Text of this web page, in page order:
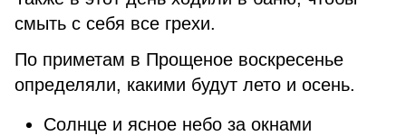
смыть с себя все грехи.
По приметам в Прощеное воскресенье
определяли, какими будут лето и осень.
Солнце и ясное небо за окнами